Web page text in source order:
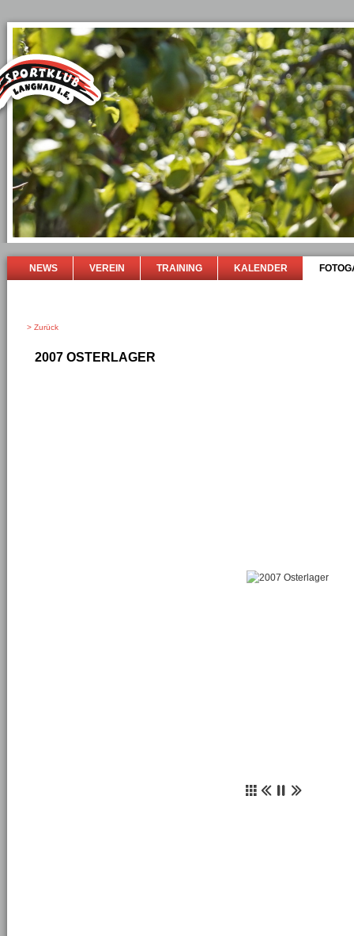
NEWS VEREIN TRAINING KALENDER
> Zurück
2007 OSTERLAGER